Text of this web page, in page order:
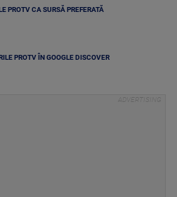
PROTV CA SURSĂ PREFERATĂ
PROTV ÎN GOOGLE DISCOVER